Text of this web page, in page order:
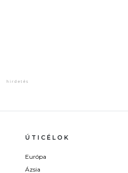
ÚTICÉLOK
Európa
Ázsia